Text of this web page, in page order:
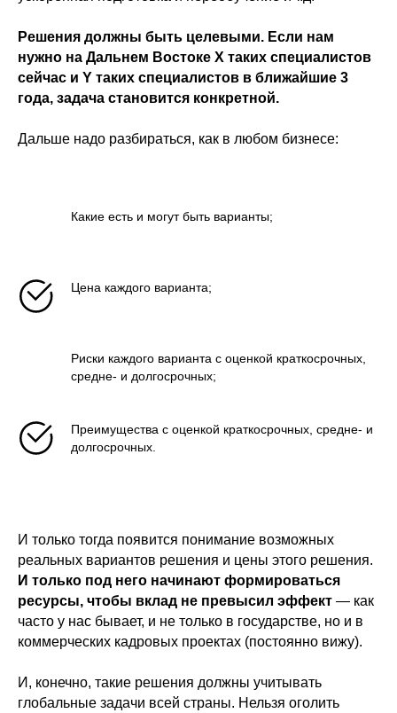
Решения должны быть целевыми. Если нам
нужно на Дальнем Востоке Х таких специалистов
сейчас и Y таких специалистов в ближайшие 3
года, задача становится конкретной.
Дальше надо разбираться, как в любом бизнесе:
Какие есть и могут быть варианты;
Цена каждого варианта;
Риски каждого варианта с оценкой краткосрочных,
средне- и долгосрочных;
Преимущества с оценкой краткосрочных, средне- и
долгосрочных.
И только тогда появится понимание возможных
реальных вариантов решения и цены этого решения.
И только под него начинают формироваться
ресурсы, чтобы вклад не превысил эффект — как
часто у нас бывает, и не только в государстве, но и в
коммерческих кадровых проектах (постоянно вижу).
И, конечно, такие решения должны учитывать
глобальные задачи всей страны. Нельзя оголить